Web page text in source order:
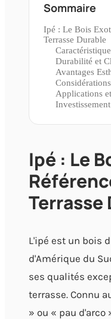
Sommaire
Ipé : Le Bois
Terrasse Durable
Durabilité et
Avantages
Applications
Ipé : Le
Terrasse
L'ipé est un bois
d'Amérique du
ses qualités
terrasse. Connu
» ou « pau